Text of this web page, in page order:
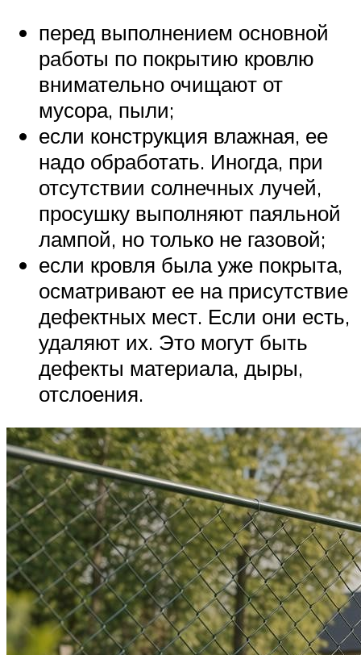
перед выполнением основной
работы по покрытию кровлю
внимательно очищают от
мусора, пыли;
если конструкция влажная, ее
надо обработать. Иногда, при
отсутствии солнечных лучей,
просушку выполняют паяльной
лампой, но только не газовой;
если кровля была уже покрыта,
осматривают ее на присутствие
дефектных мест. Если они есть,
удаляют их. Это могут быть
дефекты материала, дыры,
отслоения.